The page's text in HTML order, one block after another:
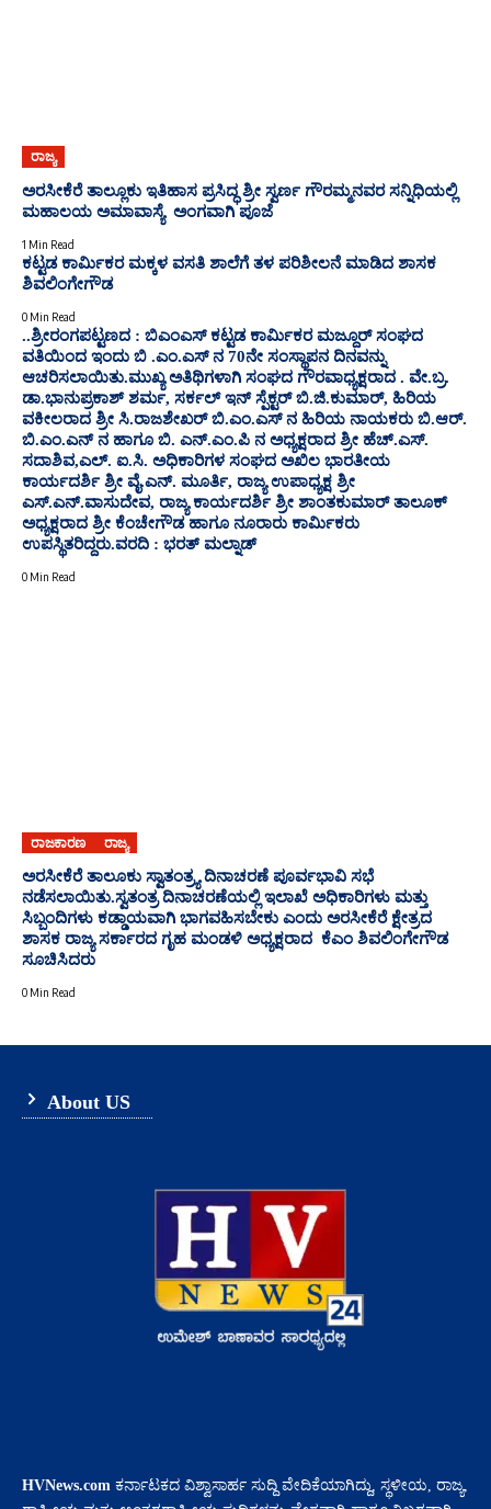
ರಾಜ್ಯ
ಅರಸೀಕೆರೆ ತಾಲ್ಲೂಕು ಇತಿಹಾಸ ಪ್ರಸಿದ್ಧ ಶ್ರೀ ಸ್ವರ್ಣ ಗೌರಮ್ಮನವರ ಸನ್ನಿಧಿಯಲ್ಲಿ
ಮಹಾಲಯ ಅಮಾವಾಸ್ಯೆ ಅಂಗವಾಗಿ ಪೂಜೆ
1 Min Read
ಕಟ್ಟಡ ಕಾರ್ಮಿಕರ ಮಕ್ಕಳ ವಸತಿ ಶಾಲೆಗೆ ತಳ ಪರಿಶೀಲನೆ ಮಾಡಿದ ಶಾಸಕ
ಶಿವಲಿಂಗೇಗೌಡ
0 Min Read
..ಶ್ರೀರಂಗಪಟ್ಟಣದ : ಬಿಎಂಎಸ್ ಕಟ್ಟಡ ಕಾರ್ಮಿಕರ ಮಜ್ದೂರ್ ಸಂಘದ
ವತಿಯಿಂದ ಇಂದು ಬಿ .ಎಂ.ಎಸ್ ನ 70ನೇ ಸಂಸ್ಥಾಪನ ದಿನವನ್ನು
ಆಚರಿಸಲಾಯಿತು.ಮುಖ್ಯ ಅತಿಥಿಗಳಾಗಿ ಸಂಘದ ಗೌರವಾಧ್ಯಕ್ಷರಾದ . ವೇ.ಬ್ರ.
ಡಾ.ಭಾನುಪ್ರಕಾಶ್ ಶರ್ಮ, ಸರ್ಕಲ್ ಇನ್ ಸ್ಪೆಕ್ಟರ್ ಬಿ.ಜಿ.ಕುಮಾರ್, ಹಿರಿಯ
ವಕೀಲರಾದ ಶ್ರೀ ಸಿ.ರಾಜಶೇಖರ್ ಬಿ.ಎಂ.ಎಸ್ ನ ಹಿರಿಯ ನಾಯಕರು ಬಿ.ಆರ್.
ಬಿ.ಎಂ.ಎನ್ ನ ಹಾಗೂ ಬಿ. ಎನ್.ಎಂ.ಪಿ ನ ಅಧ್ಯಕ್ಷರಾದ ಶ್ರೀ ಹೆಚ್.ಎಸ್.
ಸದಾಶಿವ,ಎಲ್. ಐ.ಸಿ. ಅಧಿಕಾರಿಗಳ ಸಂಘದ ಅಖಿಲ ಭಾರತೀಯ
ಕಾರ್ಯದರ್ಶಿ ಶ್ರೀ ವೈ.ಎನ್. ಮೂರ್ತಿ, ರಾಜ್ಯ ಉಪಾಧ್ಯಕ್ಷ ಶ್ರೀ
ಎಸ್.ಎನ್.ವಾಸುದೇವ, ರಾಜ್ಯ ಕಾರ್ಯದರ್ಶಿ ಶ್ರೀ ಶಾಂತಕುಮಾರ್ ತಾಲೂಕ್
ಅಧ್ಯಕ್ಷರಾದ ಶ್ರೀ ಕೆಂಚೇಗೌಡ ಹಾಗೂ ನೂರಾರು ಕಾರ್ಮಿಕರು
ಉಪಸ್ಥಿತರಿದ್ದರು.ವರದಿ : ಭರತ್ ಮಲ್ನಾಡ್
0 Min Read
ರಾಜಕಾರಣ ರಾಜ್ಯ
ಅರಸೀಕೆರೆ ತಾಲೂಕು ಸ್ವಾತಂತ್ರ್ಯ ದಿನಾಚರಣೆ ಪೂರ್ವಭಾವಿ ಸಭೆ
ನಡೆಸಲಾಯಿತು.ಸ್ವತಂತ್ರ ದಿನಾಚರಣೆಯಲ್ಲಿ ಇಲಾಖೆ ಅಧಿಕಾರಿಗಳು ಮತ್ತು
ಸಿಬ್ಬಂದಿಗಳು ಕಡ್ಡಾಯವಾಗಿ ಭಾಗವಹಿಸಬೇಕು ಎಂದು ಅರಸೀಕೆರೆ ಕ್ಷೇತ್ರದ
ಶಾಸಕ ರಾಜ್ಯ ಸರ್ಕಾರದ ಗೃಹ ಮಂಡಳಿ ಅಧ್ಯಕ್ಷರಾದ ಕೆಎಂ ಶಿವಲಿಂಗೇಗೌಡ
ಸೂಚಿಸಿದರು
0 Min Read
About US
HVNews.com ಕರ್ನಾಟಕದ ವಿಶ್ವಾಸಾರ್ಹ ಸುದ್ದಿ ವೇದಿಕೆಯಾಗಿದ್ದು, ಸ್ಥಳೀಯ, ರಾಜ್ಯ,